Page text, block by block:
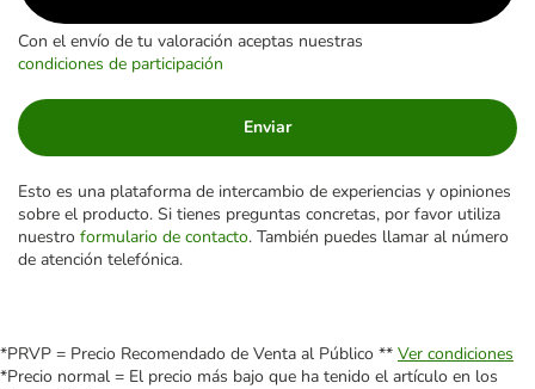
Con el envío de tu valoración aceptas nuestras
condiciones de participación
Enviar
Esto es una plataforma de intercambio de experiencias y opiniones
sobre el producto. Si tienes preguntas concretas, por favor utiliza
nuestro formulario de contacto. También puedes llamar al número
de atención telefónica.
*PRVP = Precio Recomendado de Venta al Público ** Ver condiciones
*Precio normal = El precio más bajo que ha tenido el artículo en los